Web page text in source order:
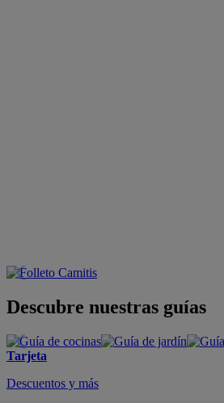
Descubre nuestras guías
Tarjeta
Descuentos y más